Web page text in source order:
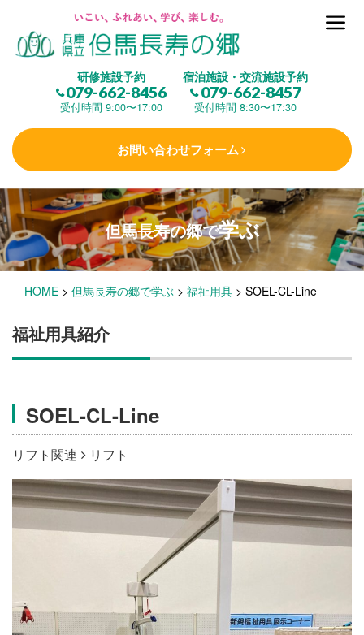
研修施設予約
079-662-8456
受付時間 9:00〜17:00
宿泊施設・交流施設予約
079-662-8457
受付時間 8:30〜17:30
お問い合わせフォーム
但馬長寿の郷とは
(研修施設)
楽しむ
学 ぶ(健康福祉)
泊まる(宿泊)
施設・料金
アクセス
但馬長寿の郷で学ぶ
HOME > 但馬長寿の郷で学ぶ > 福祉用具 > SOEL-CL-Line
福祉用具紹介
SOEL-CL-Line
リフト関連 リフト